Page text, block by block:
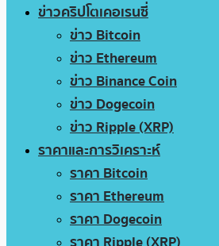
ข่าวคริปโตเคอเรนซี่
ข่าว Bitcoin
ข่าว Ethereum
ข่าว Binance Coin
ข่าว Dogecoin
ข่าว Ripple (XRP)
ราคาและการวิเคราะห์
ราคา Bitcoin
ราคา Ethereum
ราคา Dogecoin